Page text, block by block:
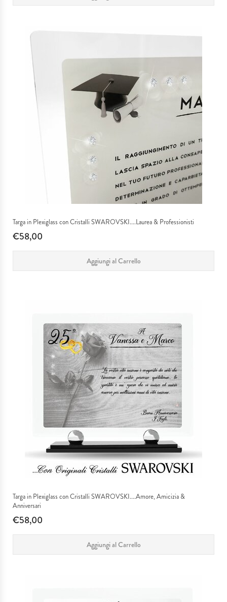
Targa in Plexiglass con Cristalli SWAROVSKI....Laurea & Professionisti
€58,00
Aggiungi al Carrello
Targa in Plexiglass con Cristalli SWAROVSKI....Amore, Amicizia &
Anniversari
€58,00
Aggiungi al Carrello